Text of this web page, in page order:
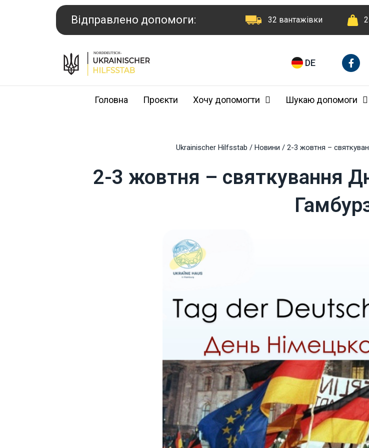
Відправлено допомоги: 32 вантажівки
DE
F
a
c
e
o
Головна Проєкти Хочу допомогти Шукаю допомоги
Ukrainischer Hilfsstab / Новини / 2-3 жовтня –
2-3 жовтня – святкування
not
the
to
In
us to